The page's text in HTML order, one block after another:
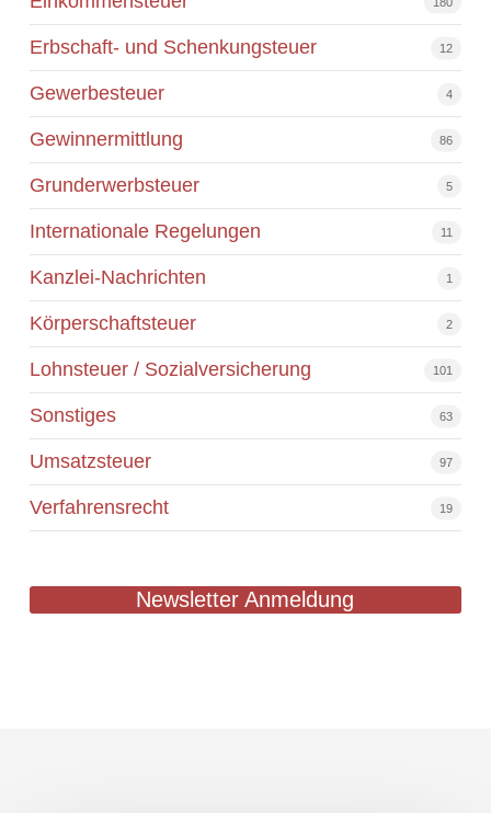
Erbschaft- und Schenkungsteuer 12
Gewerbesteuer 4
Gewinnermittlung 86
Grunderwerbsteuer 5
Internationale Regelungen 11
Kanzlei-Nachrichten 1
Körperschaftsteuer 2
Lohnsteuer / Sozialversicherung 101
Sonstiges 63
Umsatzsteuer 97
Verfahrensrecht 19
Newsletter Anmeldung